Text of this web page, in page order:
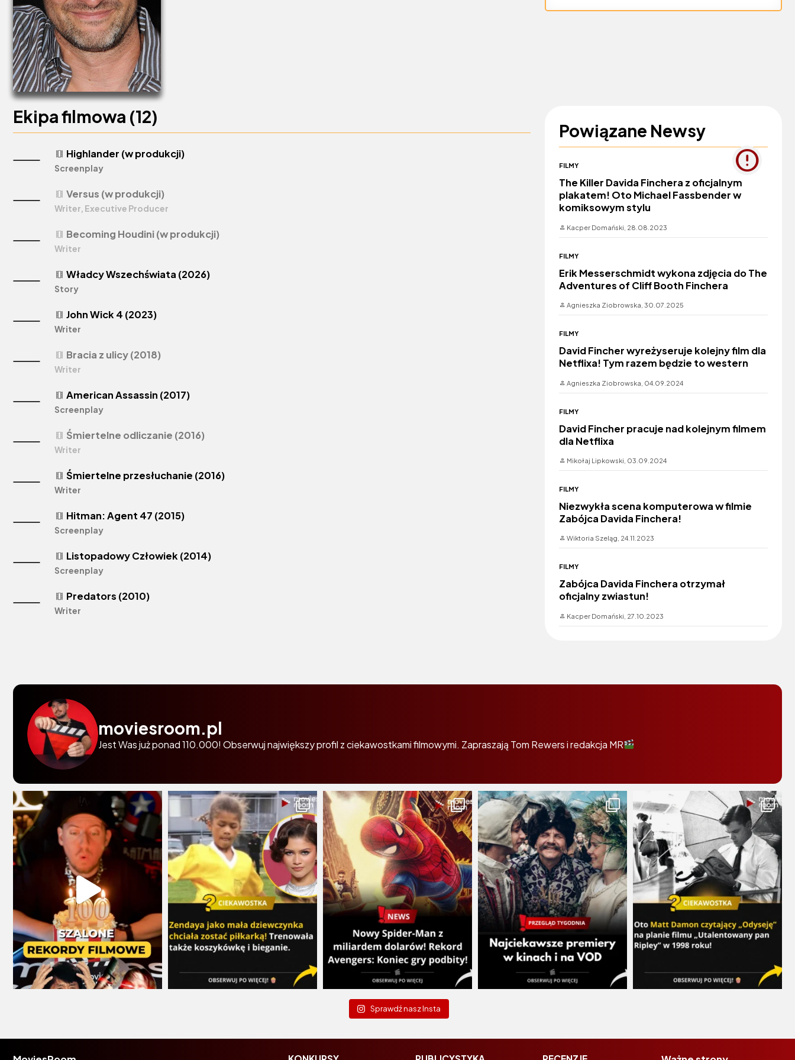
Ekipa filmowa (12)
theaters Predators (2010)
Writer
theaters Listopadowy Człowiek (2014)
Screenplay
theaters John Wick 4 (2023)
Writer
theaters Highlander (w produkcji)
Screenplay
theaters Śmiertelne odliczanie (2016)
Writer
theaters Hitman: Agent 47 (2015)
Screenplay
theaters Śmiertelne przesłuchanie (2016)
Writer
theaters American Assassin (2017)
Screenplay
theaters Bracia z ulicy (2018)
Writer
theaters Versus (w produkcji)
Writer, Executive Producer
theaters Becoming Houdini (w produkcji)
Writer
theaters Władcy Wszechświata (2026)
Story
Powiązane Newsy
FILMY
The Killer Davida Finchera z oficjalnym
plakatem! Oto Michael Fassbender w
komiksowym stylu
Kacper Domański, 28.08.2023
FILMY
Erik Messerschmidt wykona zdjęcia do The
Adventures of Cliff Booth Finchera
Agnieszka Ziobrowska,30.07.2025
FILMY
David Fincher wyreżyseruje kolejny film dla
Netflixa! Tym razem będzie to western
Agnieszka Ziobrowska, 04.09.2024
FILMY
David Fincher pracuje nad kolejnym filmem
dla Netflixa
Mikołaj Lipkowski, 03.09.2024
FILMY
Niezwykła scena komputerowa w filmie
Zabójca Davida Finchera!
Wiktoria Szeląg, 24.11.2023
FILMY
Zabójca Davida Finchera otrzymał
oficjalny zwiastun!
Kacper Domański, 27.10.2023
moviesroom.pl
Jest Was już ponad 110.000! Obserwuj największy profil z ciekawostkami filmowymi. Zapraszają Tom Rewers i redakcja MR
Sprawdź nasz Insta